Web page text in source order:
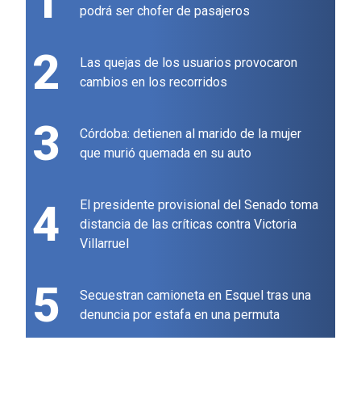
podrá ser chofer de pasajeros
2
Las quejas de los usuarios provocaron
cambios en los recorridos
3
Córdoba: detienen al marido de la mujer
que murió quemada en su auto
4
El presidente provisional del Senado toma
distancia de las críticas contra Victoria
Villarruel
5
Secuestran camioneta en Esquel tras una
denuncia por estafa en una permuta